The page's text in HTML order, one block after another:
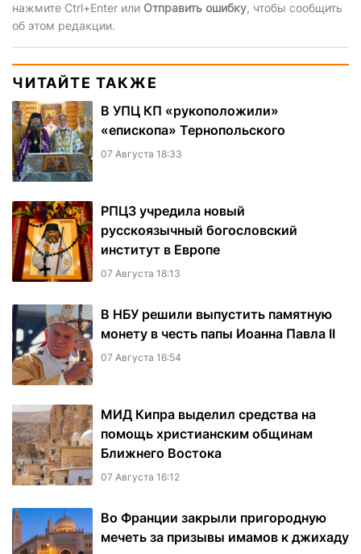
нажмите Ctrl+Enter или Отправить ошибку, чтобы сообщить
об этом редакции.
ЧИТАЙТЕ ТАКЖЕ
В УПЦ КП «рукоположили»
«епископа» Тернопольского
07 Августа 18:33
РПЦЗ учредила новый
русскоязычный богословский
институт в Европе
07 Августа 18:13
В НБУ решили выпустить памятную
монету в честь папы Иоанна Павла II
07 Августа 16:54
МИД Кипра выделил средства на
помощь христианским общинам
Ближнего Востока
07 Августа 16:12
Во Франции закрыли пригородную
мечеть за призывы имамов к джихаду